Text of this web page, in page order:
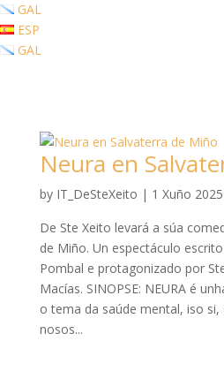
GAL
ESP
GAL
Neura en
by IT_DeSteXeito | 1 Xuño 2025
De Ste Xeito levará a súa
de Miño. Un espectáculo
Pombal e protagonizado por
Macías. SINOPSE: NEURA é
o tema da saúde mental, iso si,
nosos...